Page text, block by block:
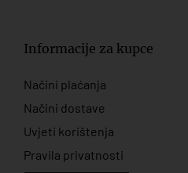
Informacije za kupce
Načini plaćanja
Načini dostave
Uvjeti korištenja
Pravila privatnosti